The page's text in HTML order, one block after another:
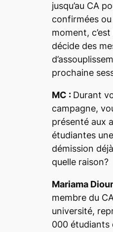
jusqu’au CA
confirmées
moment,
décide des
prochaine
MC : Durant
campagne,
présenté aux
étudiantes
démission
quelle raison?
Mariama
membre du
université,
000 étudiants